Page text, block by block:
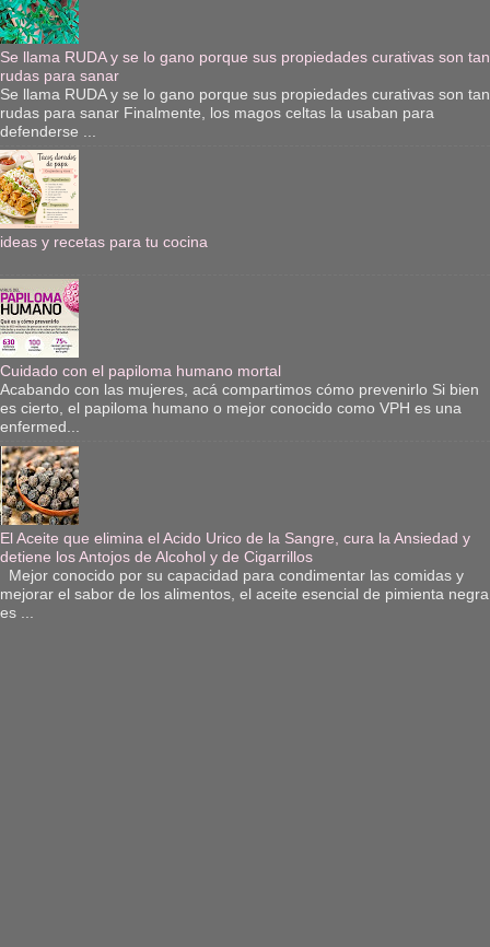
Se llama RUDA y se lo gano porque sus propiedades curativas son tan
rudas para sanar
Se llama RUDA y se lo gano porque sus propiedades curativas son tan
rudas para sanar Finalmente, los magos celtas la usaban para
defenderse ...
ideas y recetas para tu cocina
Cuidado con el papiloma humano mortal
Acabando con las mujeres, acá compartimos cómo prevenirlo Si bien
es cierto, el papiloma humano o mejor conocido como VPH es una
enfermed...
El Aceite que elimina el Acido Urico de la Sangre, cura la Ansiedad y
detiene los Antojos de Alcohol y de Cigarrillos
Mejor conocido por su capacidad para condimentar las comidas y
mejorar el sabor de los alimentos, el aceite esencial de pimienta negra
es ...